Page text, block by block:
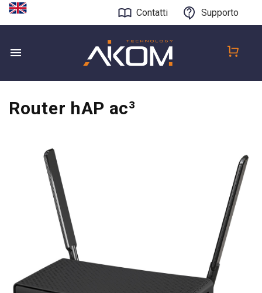
Contatti Supporto
Router hAP ac³